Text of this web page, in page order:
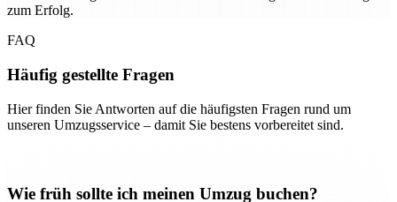
zum Erfolg.
FAQ
Häufig gestellte Fragen
Hier finden Sie Antworten auf die häufigsten Fragen rund um
unseren Umzugsservice – damit Sie bestens vorbereitet sind.
Wie früh sollte ich meinen Umzug buchen?